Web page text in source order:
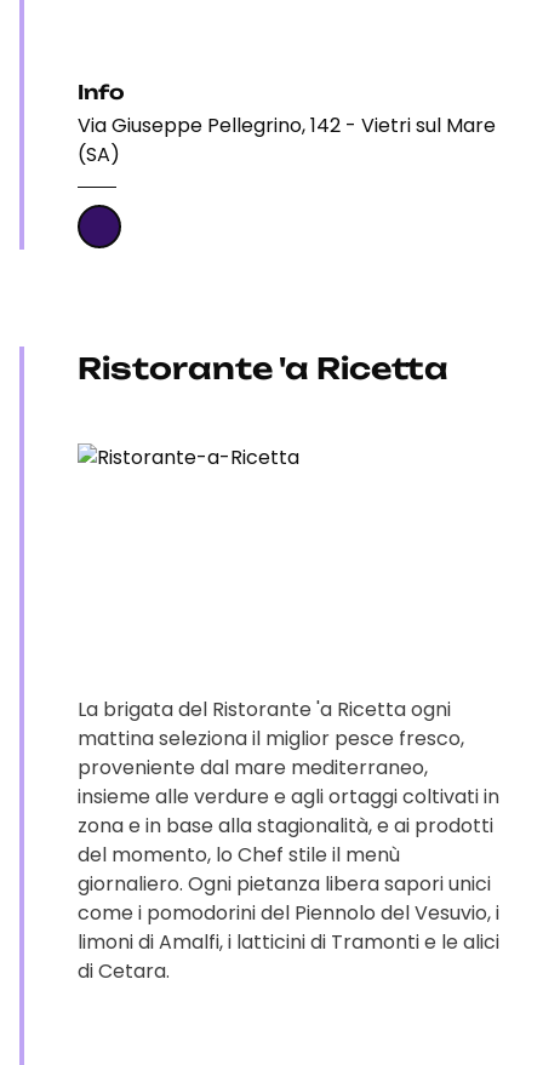
Info
Via Giuseppe Pellegrino, 142 - Vietri sul Mare
(SA)
Ristorante 'a Ricetta
La brigata del Ristorante 'a Ricetta ogni
mattina seleziona il miglior pesce fresco,
proveniente dal mare mediterraneo,
insieme alle verdure e agli ortaggi coltivati in
zona e in base alla stagionalità, e ai prodotti
del momento, lo Chef stile il menù
giornaliero. Ogni pietanza libera sapori unici
come i pomodorini del Piennolo del Vesuvio, i
limoni di Amalfi, i latticini di Tramonti e le alici
di Cetara.